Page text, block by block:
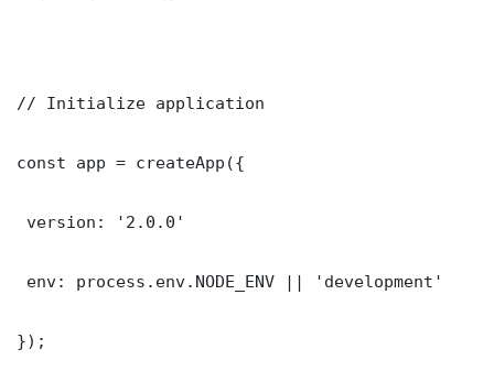
// Initialize application
const app = createApp({
version: '2.0.0'
env: process.env.NODE_ENV || 'development'
});